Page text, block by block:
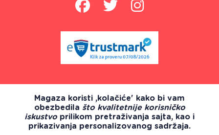
Magaza koristi ,kolačiće' kako bi vam
obezbedila što kvalitetnije korisničko
iskustvoprilikom pretraživanja sajta, kao i
prikazivanja personalizovanog sadržaja.